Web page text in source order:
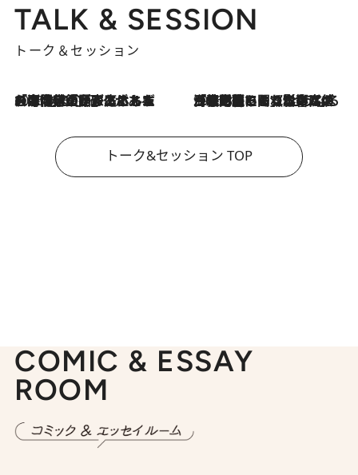
TALK & SESSION
トーク＆セッション
2026.8.3
「今後値上げがあるとすれば…」「リスクがあるのは今年の冬」エネルギー専門家が語る、ホルムズ海峡封鎖が家庭にもたらす“ある心配” 2026.8.3
「住宅建てられない…」「サーチャージ料の高値が続いている」ホルムズ海峡封鎖による影響はいつまで続く？《エネルギー専門家に聞く“どうなる日本の暮らし”》
トーク&セッション TOP
COMIC & ESSAY
ROOM